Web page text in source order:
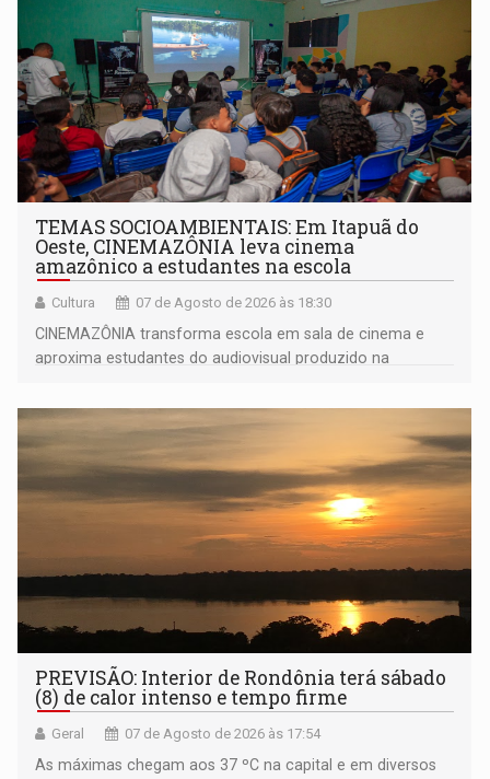
TEMAS SOCIOAMBIENTAIS: Em Itapuã do
Oeste, CINEMAZÔNIA leva cinema
amazônico a estudantes na escola
Cultura 07 de Agosto de 2026 às 18:30
CINEMAZÔNIA transforma escola em sala de cinema e
aproxima estudantes do audiovisual produzido na
PREVISÃO: Interior de Rondônia terá sábado
(8) de calor intenso e tempo firme
Geral 07 de Agosto de 2026 às 17:54
As máximas chegam aos 37 ºC na capital e em diversos